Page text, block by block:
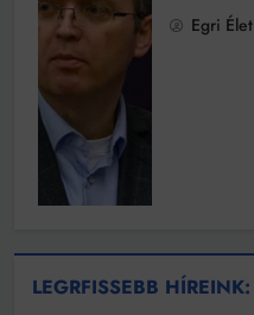
Egri Élet
LEGRFISSEBB HÍREINK: